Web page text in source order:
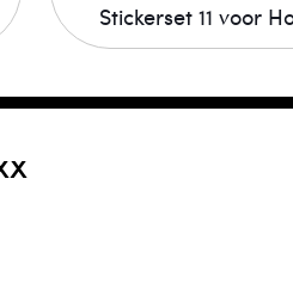
Stickerset 11 voor